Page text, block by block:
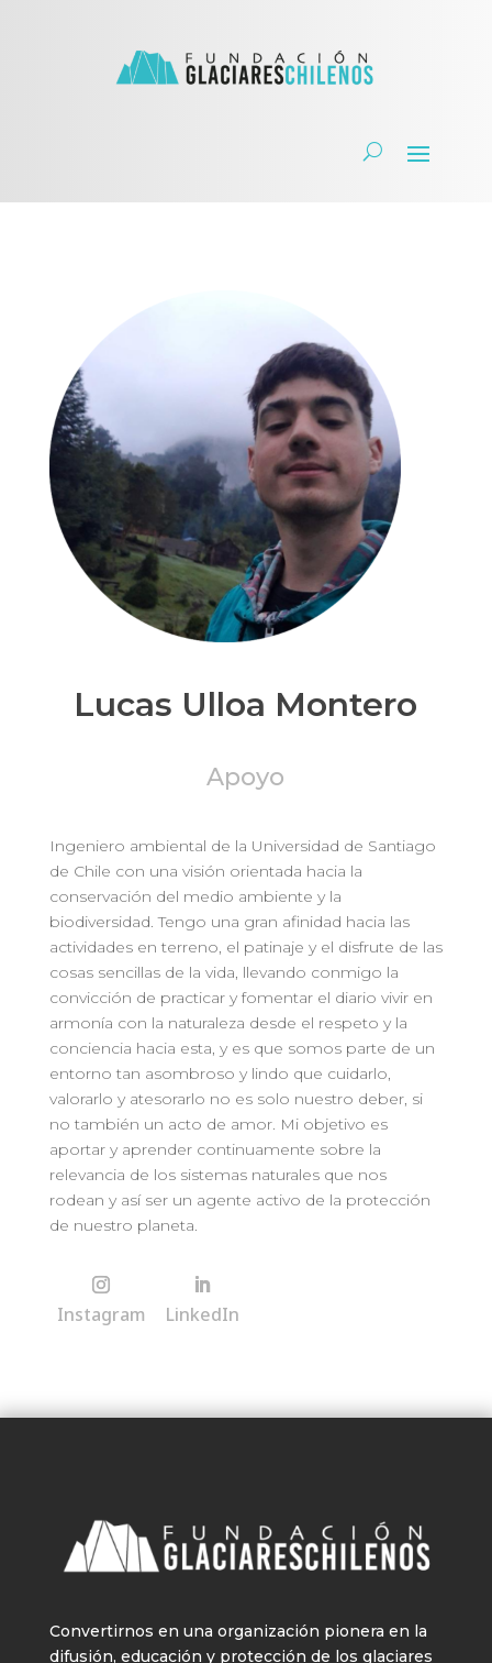
Lucas Ulloa Montero
Apoyo
Ingeniero ambiental de la Universidad de Santiago
de Chile con una visión orientada hacia la
conservación del medio ambiente y la
biodiversidad. Tengo una gran afinidad hacia las
actividades en terreno, el patinaje y el disfrute de las
cosas sencillas de la vida, llevando conmigo la
convicción de practicar y fomentar el diario vivir en
armonía con la naturaleza desde el respeto y la
conciencia hacia esta, y es que somos parte de un
entorno tan asombroso y lindo que cuidarlo,
valorarlo y atesorarlo no es solo nuestro deber, si
no también un acto de amor. Mi objetivo es
aportar y aprender continuamente sobre la
relevancia de los sistemas naturales que nos
rodean y así ser un agente activo de la protección
de nuestro planeta.
Instagram LinkedIn
Convertirnos en una organización pionera en la
difusión, educación y protección de los glaciares